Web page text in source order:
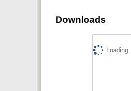
Downloads
Loading...